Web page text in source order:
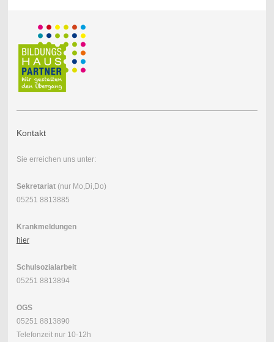
Kontakt
Sie erreichen uns unter:
Sekretariat(nur Mo,Di,Do)
05251 8813885
Krankmeldungen
hier
Schulsozialarbeit
05251 8813894
OGS
05251 8813890
Telefonzeit nur 10-12h